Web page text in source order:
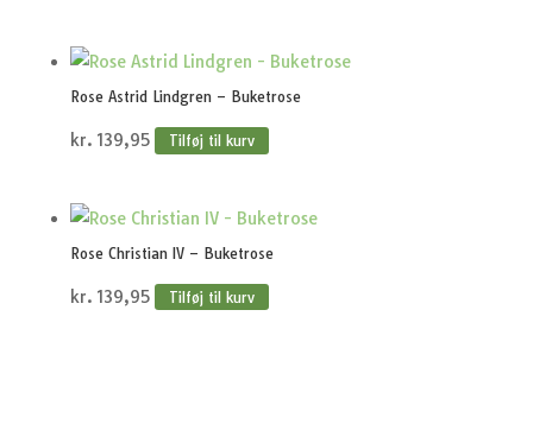
Rose Astrid Lindgren – Buketrose
kr. 139,95 Tilføj til kurv
Rose Christian IV – Buketrose
kr. 139,95 Tilføj til kurv